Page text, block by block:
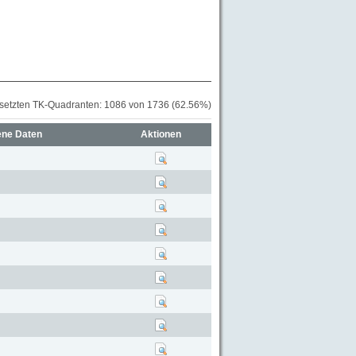
TK-Quadranten: 1086 von 1736 (62.56%)
Daten Aktionen